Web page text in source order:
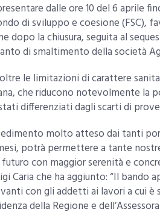
dalle ore 10 del 6 aprile
di sviluppo e coesione (FSC),
la chiusura, seguita al
di smaltimento della società
le limitazioni di carattere
che riducono notevolmente la
differenziati dagli scarti di
molto atteso dai tanti
potrà permettere a tante
con maggior serenità e
Caria che ha aggiunto: “Il
con gli addetti ai lavori a cui è
della Regione e